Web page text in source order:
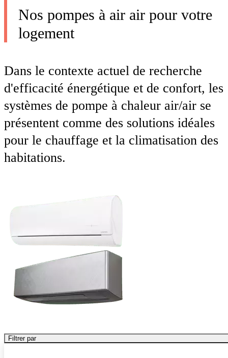
Nos pompes à air air pour votre
logement
Dans le contexte actuel de recherche
d'efficacité énergétique et de confort, les
systèmes de pompe à chaleur air/air se
présentent comme des solutions idéales
pour le chauffage et la climatisation des
habitations.
Filtrer par